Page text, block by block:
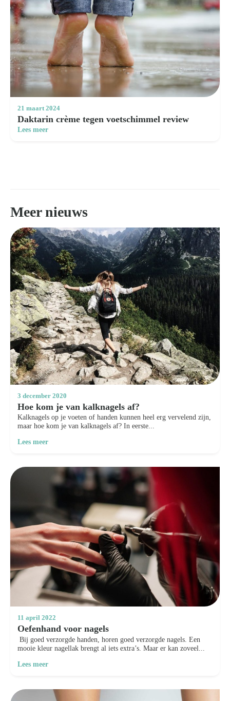
21 maart 2024
Daktarin crème tegen voetschimmel review
Lees meer
Meer nieuws
3 december 2020
Hoe kom je van kalknagels af?
Kalknagels op je voeten of handen kunnen heel erg vervelend zijn,
maar hoe kom je van kalknagels af? In eerste...
Lees meer
11 april 2022
Oefenhand voor nagels
Bij goed verzorgde handen, horen goed verzorgde nagels. Een
mooie kleur nagellak brengt al iets extra’s. Maar er kan zoveel...
Lees meer